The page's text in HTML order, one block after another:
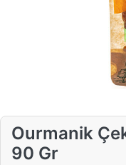
Ourmanik
90 Gr